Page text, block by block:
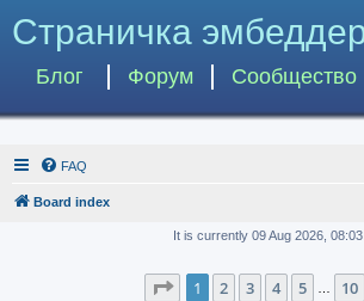
Страничка
Блог Форум Сообщество
FAQ
Board index
It is currently 09 Aug 2026, 08:03
Page 1of 10
1 2 3 4 5 10